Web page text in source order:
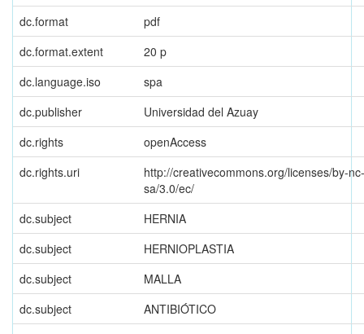
dc.format
pdf
dc.format.extent
20 p
dc.language.iso
spa
dc.publisher
Universidad del Azuay
dc.rights
openAccess
dc.rights.uri
http://creativecommons.org/licenses/by-nc-
sa/3.0/ec/
dc.subject
HERNIA
dc.subject
HERNIOPLASTIA
dc.subject
MALLA
dc.subject
ANTIBIÓTICO